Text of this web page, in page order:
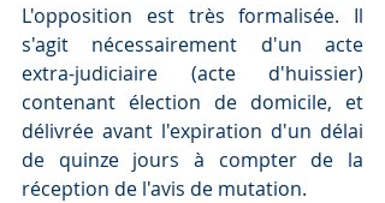
L'opposition est très formalisée. Il
s'agit nécessairement d'un acte
extra-judiciaire (acte d'huissier)
contenant élection de domicile, et
délivrée avant l'expiration d'un délai
de quinze jours à compter de la
réception de l'avis de mutation.